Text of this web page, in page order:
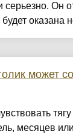
серьезно. Он
оказана
может
месяцев